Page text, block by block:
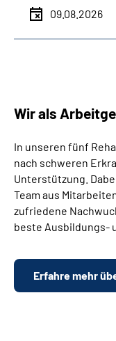
09.08.2026
Wir als
In unseren fünf
nach schweren
Unterstützung.
Team aus
zufriedene
beste Ausbildungs-
Erfahre mehr